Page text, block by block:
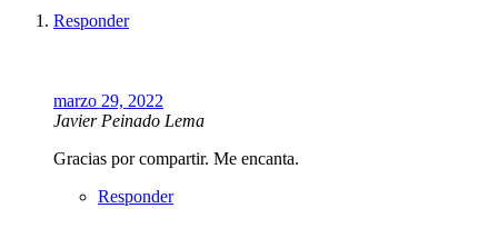
Responder
marzo 29, 2022
Javier Peinado Lema
Gracias por compartir. Me encanta.
Responder